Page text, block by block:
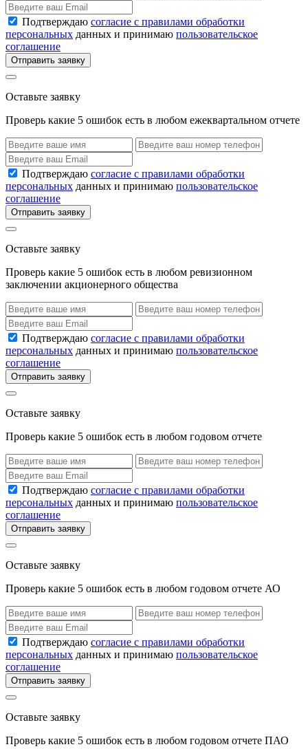
Подтверждаю согласие с правилами обработки
персональных данных и принимаю пользовательское
соглашение
Отправить заявку
Оставьте заявку
Проверь какие 5 ошибок есть в любом ежеквартальном отчете
Подтверждаю согласие с правилами обработки
персональных данных и принимаю пользовательское
соглашение
Отправить заявку
Оставьте заявку
Проверь какие 5 ошибок есть в любом ревизионном
заключении акционерного общества
Подтверждаю согласие с правилами обработки
персональных данных и принимаю пользовательское
соглашение
Отправить заявку
Оставьте заявку
Проверь какие 5 ошибок есть в любом годовом отчете
Подтверждаю согласие с правилами обработки
персональных данных и принимаю пользовательское
соглашение
Отправить заявку
Оставьте заявку
Проверь какие 5 ошибок есть в любом годовом отчете АО
Подтверждаю согласие с правилами обработки
персональных данных и принимаю пользовательское
соглашение
Отправить заявку
Оставьте заявку
Проверь какие 5 ошибок есть в любом годовом отчете ПАО